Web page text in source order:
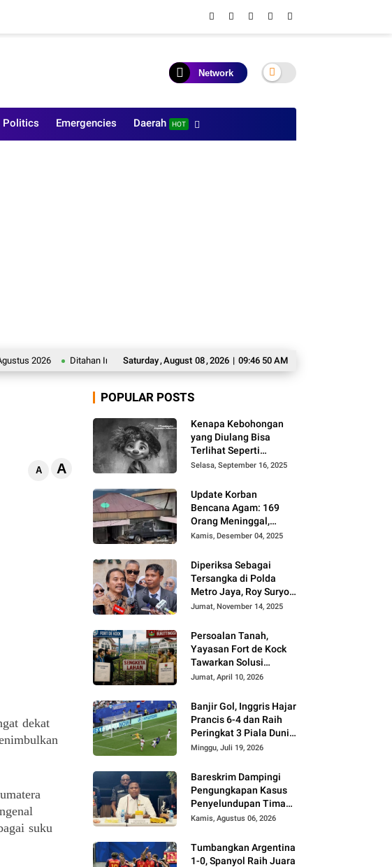
Network
Politics Emergencies Daerah HOT
Saturday,August 08,2026 | 09:46 51 AM
Ditahan Imbang Singapura 1-1, Indonesia Tersingkir dari Ajang AFF 2026
A A
dekat
suku
POPULAR POSTS
Kenapa Kebohongan
yang Diulang Bisa
Terlihat Seperti
Kebenaran, Ini
Selasa, September 16, 2025
Update Korban
Bencana Agam: 169
Orang Meninggal,
Belum Ditemukan 86
Kamis, Desember 04, 2025
Diperiksa Sebagai
Tersangka di Polda
Metro Jaya, Roy Suryo
Cs Tidak Ditahan
Jumat, November 14, 2025
Persoalan Tanah,
Yayasan Fort de Kock
Tawarkan Solusi
Alternatif Kepada
Jumat, April 10, 2026
Banjir Gol, Inggris Hajar
Prancis 6-4 dan Raih
Peringkat 3 Piala Dunia
2026
Minggu, Juli 19, 2026
Bareskrim Dampingi
Pengungkapan Kasus
Penyelundupan Timah
dari Babel ke Malaysia
Kamis, Agustus 06, 2026
Tumbangkan Argentina
1-0, Spanyol Raih Juara